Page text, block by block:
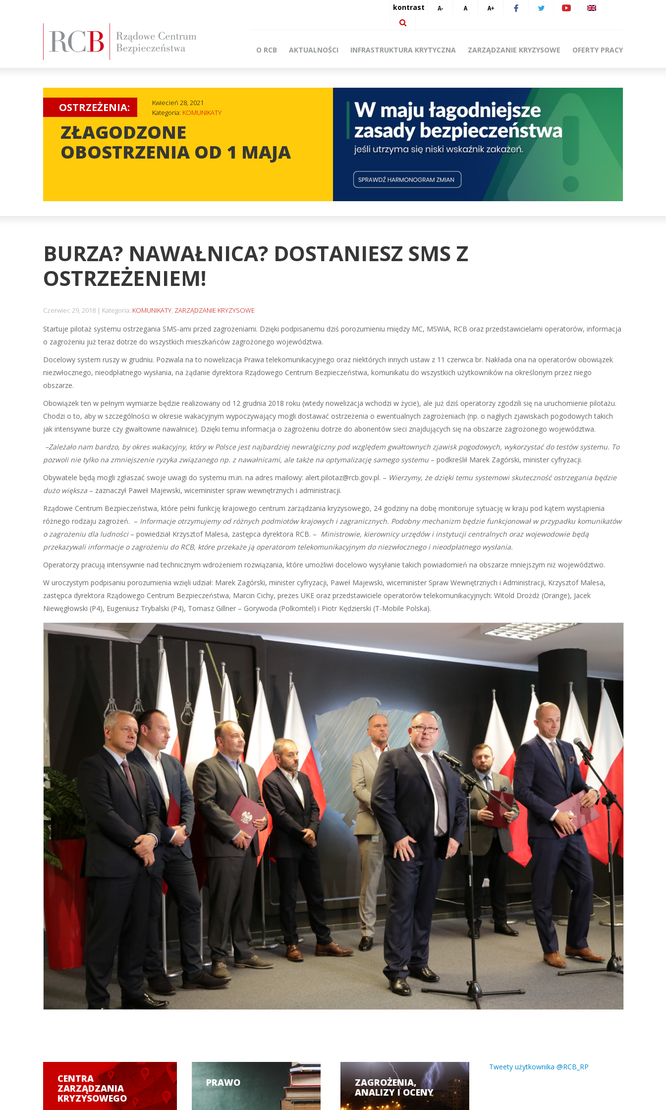
kontrast
O RCB AKTUALNOŚCI INFRASTRUKTURA KRYTYCZNA ZARZĄDZANIE KRYZYSOWE OFERTY PRACY
OSTRZEŻENIA:
Kwiecień 28, 2021
Kategoria: KOMUNIKATY
ZŁAGODZONE
OBOSTRZENIA OD 1 MAJA
BURZA? NAWAŁNICA? DOSTANIESZ SMS Z
OSTRZEŻENIEM!
Czerwiec 29, 2018 Kategoria: KOMUNIKATY, ZARZĄDZANIE KRYZYSOWE
Startuje pilotaż systemu ostrzegania SMS-ami przed zagrożeniami. Dzięki podpisanemu dziś porozumieniu między MC, MSWiA, RCB oraz przedstawicielami operatorów, informacja
o zagrożeniu już teraz dotrze do wszystkich mieszkańców zagrożonego województwa.
Docelowy system ruszy w grudniu. Pozwala na to nowelizacja Prawa telekomunikacyjnego oraz niektórych innych ustaw z 11 czerwca br. Nakłada ona na operatorów obowiązek
niezwłocznego, nieodpłatnego wysłania, na żądanie dyrektora Rządowego Centrum Bezpieczeństwa, komunikatu do wszystkich użytkowników na określonym przez niego
obszarze.
Obowiązek ten w pełnym wymiarze będzie realizowany od 12 grudnia 2018 roku (wtedy nowelizacja wchodzi w życie), ale już dziś operatorzy zgodzili się na uruchomienie pilotażu.
Chodzi o to, aby w szczególności w okresie wakacyjnym wypoczywający mogli dostawać ostrzeżenia o ewentualnych zagrożeniach (np. o nagłych zjawiskach pogodowych takich
jak intensywne burze czy gwałtowne nawałnice). Dzięki temu informacja o zagrożeniu dotrze do abonentów sieci znajdujących się na obszarze zagrożonego województwa.
–Zależało nam bardzo, by okres wakacyjny, który w Polsce jest najbardziej newralgiczny pod względem gwałtownych zjawisk pogodowych, wykorzystać do testów systemu. To
pozwoli nie tylko na zmniejszenie ryzyka związanego np. z nawałnicami, ale także na optymalizację samego systemu – podkreślił Marek Zagórski, minister cyfryzacji.
Obywatele będą mogli zgłaszać swoje uwagi do systemu m.in. na adres mailowy: alert.pilotaz@rcb.gov.pl. – Wierzymy, że dzięki temu systemowi skuteczność ostrzegania będzie
dużo większa – zaznaczył Paweł Majewski, wiceminister spraw wewnętrznych i administracji.
Rządowe Centrum Bezpieczeństwa, które pełni funkcję krajowego centrum zarządzania kryzysowego, 24 godziny na dobę monitoruje sytuację w kraju pod kątem wystąpienia
różnego rodzaju zagrożeń. – Informacje otrzymujemy od różnych podmiotów krajowych i zagranicznych. Podobny mechanizm będzie funkcjonował w przypadku komunikatów
o zagrożeniu dla ludności – powiedział Krzysztof Malesa, zastępca dyrektora RCB. – Ministrowie, kierownicy urzędów i instytucji centralnych oraz wojewodowie będą
przekazywali informacje o zagrożeniu do RCB, które przekaże ją operatorom telekomunikacyjnym do niezwłocznego i nieodpłatnego wysłania.
Operatorzy pracują intensywnie nad technicznym wdrożeniem rozwiązania, które umożliwi docelowo wysyłanie takich powiadomień na obszarze mniejszym niż województwo.
W uroczystym podpisaniu porozumienia wzięli udział: Marek Zagórski, minister cyfryzacji, Paweł Majewski, wiceminister Spraw Wewnętrznych i Administracji, Krzysztof Malesa,
zastępca dyrektora Rządowego Centrum Bezpieczeństwa, Marcin Cichy, prezes UKE oraz przedstawiciele operatorów telekomunikacyjnych: Witold Drożdż (Orange), Jacek
Niewęgłowski (P4), Eugeniusz Trybalski (P4), Tomasz Gillner – Gorywoda (Polkomtel) i Piotr Kędzierski (T-Mobile Polska).
CENTRA
ZARZĄDZANIA
KRYZYSOWEGO
PRAWO
ZAGROŻENIA,
ANALIZY I OCENY
Tweety użytkownika @RCB_RP